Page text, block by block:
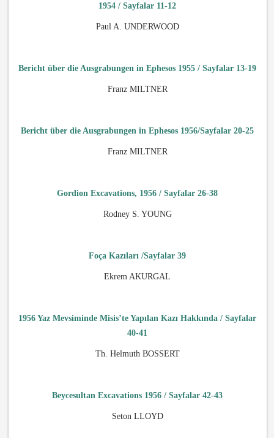
1954 / Sayfalar 11-12
Paul A. UNDERWOOD
Bericht über die Ausgrabungen in Ephesos 1955 / Sayfalar 13-19
Franz MILTNER
Bericht über die Ausgrabungen in Ephesos 1956/Sayfalar 20-25
Franz MILTNER
Gordion Excavations, 1956 / Sayfalar 26-38
Rodney S. YOUNG
Foça Kazıları /Sayfalar 39
Ekrem AKURGAL
1956 Yaz Mevsiminde Misis’te Yapılan Kazı Hakkında / Sayfalar
40-41
Th. Helmuth BOSSERT
Beycesultan Excavations 1956 / Sayfalar 42-43
Seton LLOYD